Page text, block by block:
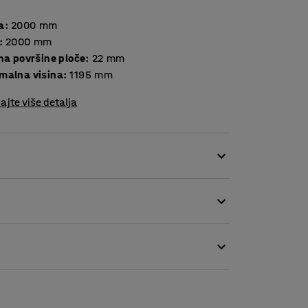
: 2000 mm
: 2000 mm
Debljina površine ploče: 22 mm
visina: 1195 mm
više detalja
stola, na taj način možete lako prilagoditi